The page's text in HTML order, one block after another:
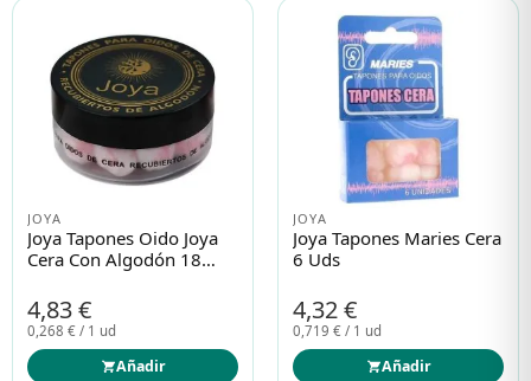
Productos naturales y dietética
Mascotas
Higiene
Óptica
Productos naturales y dietética
Mascotas
Higiene
Óptica
JOYA
Joya Tapones Oido Joya
Cera Con Algodón 18
4,83 €
0,268 € / 1 ud
Añadir
JOYA
Joya Tapones Maries Cera
6 Uds
4,32 €
0,719 € / 1 ud
Añadir